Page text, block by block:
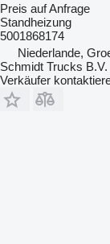
Preis auf Anfrage
Standheizung
5001868174
Niederlande,
Schmidt Trucks B.V.
Verkäufer